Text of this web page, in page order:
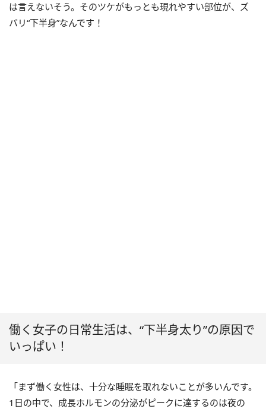
は言えないそう。そのツケがもっとも現れやすい部位が、ズ
バリ“下半身”なんです！
働く女子の日常生活は、“下半身太り”の原因で
いっぱい！
「まず働く女性は、十分な睡眠を取れないことが多いんです。
1日の中で、成長ホルモンの分泌がピークに達するのは夜の